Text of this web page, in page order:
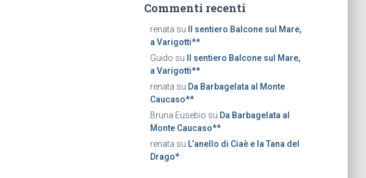
Commenti recenti
renata su
Il sentiero Balcone sul Mare,
a Varigotti**
Guido su
Il sentiero Balcone sul Mare,
a Varigotti**
renata su Da Barbagelata al Monte
Caucaso**
Bruna Eusebio su Da Barbagelata al
Monte Caucaso**
renata su L’anello di Ciaè e la Tana del
Drago*